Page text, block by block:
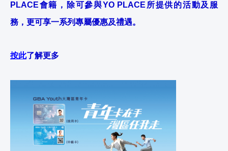
PLACE會籍，除可參與YO PLACE所提供的活動及服
務，更可享一系列專屬優惠及禮遇。
按此了解更多